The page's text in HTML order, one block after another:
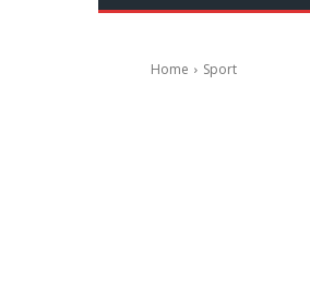
Home Sport